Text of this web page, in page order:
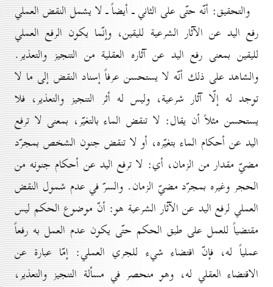
والتحقيق: أنّه حتّى على الثاني ـ أيضاً ـ لا يشمل النقض العملي
رفع اليد عن الآثار الشرعية لليقين، وإنّما يكون الرفع العملي
لليقين بمعنى رفع اليد عن آثاره العقلية من التنجيز والتعذير.
والشاهد على ذلك أنّه لا يستحسن عرفاً إسناد النقض إلى ما لا
توجد له إلّا آثار شرعية، وليس له أثر التنجيز والتعذير، فلا
يستحسن مثلاً أن يقال: لا تنقض الماء بالتغيّر، بمعنى لا ترفع
اليد عن أحكام الماء بتغيّره، أو لا تنقض جنون الشخص بمجرّد
مضيّ مقدار من الزمان، أي: لا ترفع اليد عن أحكام جنونه من
الحجر وغيره بمجرّد مضيّ الزمان. والسرّ في عدم شمول النقض
العملي لرفع اليد عن الآثار الشرعية هو: أنّ موضوع الحكم ليس
مقتضياً للعمل على طبق الحكم حتّى يكون عدم العمل به رفعاً
عملياً له، فإنّ اقتضاء شيء للجري العملي: إمّا عبارة عن
الاقتضاء العقلي له، وهو منحصر في مسألة التنجيز والتعذير،